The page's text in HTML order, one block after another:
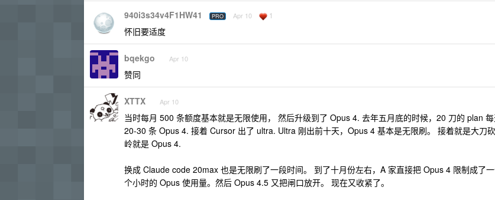
940i3s34v4F1HW41 PRO Apr 10 1
怀旧要适度
bqekgo Apr 10
赞同
XTTX Apr 10
当时每月 500 条额度基本就是无限使用， 然后升级到了 Opus 4. 去年五月底的时候，20 刀的 plan
20-30 条 Opus 4. 接着 Cursor 出了 ultra. Ultra 刚出前十天，Opus 4 基本是无限刷。 接着就是大刀
岭就是 Opus 4.
换成 Claude code 20max 也是无限刷了一段时间。 到了十月份左右，A 家直接把 Opus 4 限制成了
个小时的 Opus 使用量。然后 Opus 4.5 又把闸口放开。 现在又收紧了。